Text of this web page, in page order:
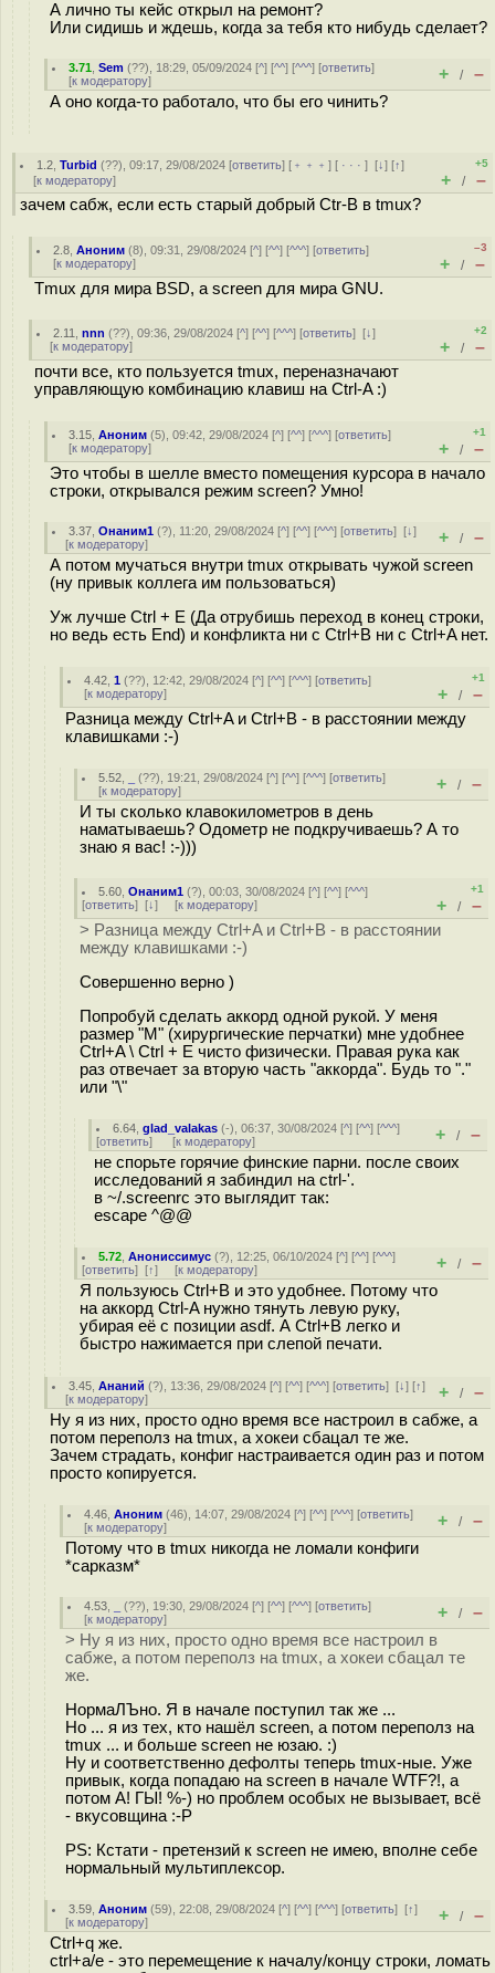
А лично ты кейс открыл на ремонт?
Или сидишь и ждешь, когда за тебя кто нибудь сделает?
3.71 ,Sem (??), 18:29, 05/09/2024 [^] [^^] [^^^] [ответить]
[к модератору] + / –
А оно когда-то работало, что бы его чинить?
1.2 ,Turbid (??), 09:17, 29/08/2024 [ответить] [ ﹢﹢﹢] [ · · ·][↓] [↑]
[к модератору]
+5
+ / –
зачем сабж, если есть старый добрый Ctr-B в tmux?
2.8 ,Аноним (8), 09:31, 29/08/2024 [^] [^^] [^^^] [ответить]
[к модератору]
–3
+ / –
Tmux для мира BSD, а screen для мира GNU.
2.11 ,nnn (??), 09:36, 29/08/2024 [^] [^^] [^^^] [ответить][↓]
[к модератору]
+2
+ / –
почти все, кто пользуется tmux, переназначают
управляющую комбинацию клавиш на Ctrl-A :)
3.15 ,Аноним (5), 09:42, 29/08/2024 [^] [^^] [^^^] [ответить]
[к модератору]
+1
+ / –
Это чтобы в шелле вместо помещения курсора в начало
строки, открывался режим screen? Умно!
3.37 ,Онаним1 (?), 11:20, 29/08/2024 [^] [^^] [^^^] [ответить][↓]
[к модератору] + / –
А потом мучаться внутри tmux открывать чужой screen
(ну привык коллега им пользоваться)
Уж лучше Ctrl + E (Да отрубишь переход в конец строки,
но ведь есть End) и конфликта ни с Ctrl+B ни с Ctrl+A нет.
4.42 ,1 (??), 12:42, 29/08/2024 [^] [^^] [^^^] [ответить]
[к модератору]
+1
+ / –
Разница между Ctrl+A и Ctrl+B - в расстоянии между
клавишками :-)
5.52 (??), 19:21, 29/08/2024 [^] [^^] [^^^] [ответить]
[к модератору] + / –
И ты сколько клавокилометров в день
наматываешь? Одометр не подкручиваешь? А то
знаю я вас! :-)))
5.60 ,Онаним1 (?), 00:03, 30/08/2024 [^] [^^] [^^^]
[ответить] [↓] [к модератору]
+1
+ / –
> Разница между Ctrl+A и Ctrl+B - в расстоянии
между клавишками :-)
Совершенно верно )
Попробуй сделать аккорд одной рукой. У меня
размер "М" (хирургические перчатки) мне удобнее
Ctrl+A \ Ctrl + E чисто физически. Правая рука как
раз отвечает за вторую часть "аккорда". Будь то "."
или "\"
6.64 ,glad_valakas (-), 06:37, 30/08/2024 [^] [^^] [^^^]
[ответить] [к модератору] + / –
не спорьте горячие финские парни. после своих
исследований я забиндил на ctrl-'.
в ~/.screenrc это выглядит так:
escape ^@@
5.72 ,Анониссимус (?), 12:25, 06/10/2024 [^] [^^] [^^^]
[ответить] [↑] [к модератору] + / –
Я пользуюсь Ctrl+B и это удобнее. Потому что
на аккорд Ctrl-A нужно тянуть левую руку,
убирая её с позиции asdf. А Ctrl+B легко и
быстро нажимается при слепой печати.
3.45 ,Ананий (?), 13:36, 29/08/2024 [^] [^^] [^^^] [ответить][↓] [↑]
[к модератору] + / –
Ну я из них, просто одно время все настроил в сабже, а
потом переполз на tmux, а хокеи сбацал те же.
Зачем страдать, конфиг настраивается один раз и потом
просто копируется.
4.46 ,Аноним (46), 14:07, 29/08/2024 [^] [^^] [^^^] [ответить]
[к модератору] + / –
Потому что в tmux никогда не ломали конфиги
*сарказм*
4.53 (??), 19:30, 29/08/2024 [^] [^^] [^^^] [ответить]
[к модератору] + / –
> Ну я из них, просто одно время все настроил в
сабже, а потом переполз на tmux, а хокеи сбацал те
же.
НормаЛЪно. Я в начале поступил так же ...
Но ... я из тех, кто нашёл screen, а потом переполз на
tmux ... и больше screen не юзаю. :)
Ну и соответственно дефолты теперь tmux-ные. Уже
привык, когда попадаю на screen в начале WTF?!, а
потом А! ГЫ! %-) но проблем особых не вызывает, всё
- вкусовщина :-Р
PS: Кстати - претензий к screen не имею, вполне себе
нормальный мультиплексор.
3.59 ,Аноним (59), 22:08, 29/08/2024 [^] [^^] [^^^] [ответить][↑]
[к модератору] + / –
Ctrl+q же.
ctrl+a/e - это перемещение к началу/концу строки, ломать